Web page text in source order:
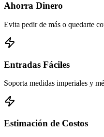
Ahorra Dinero
Evita pedir de más o quedarte
Entradas Fáciles
Soporta medidas imperiales y
Estimación de Costos